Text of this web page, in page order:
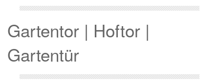
Gartentor | Hoftor |
Gartentür